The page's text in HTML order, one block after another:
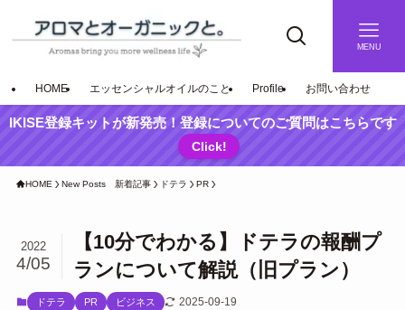
MENU
HOME エッセンシャルオイルのこと Profile お問い合わせ
IKISE登録キットが新発売！登録についてのご質問はこちらです
Click!
HOME New Posts 新着記事 ドテラ PR
【10分でわかる】ドテラの報酬プ
ランについて解説（旧プラン）
2022
4/05
ドテラ PR ビジネス 2025-09-19